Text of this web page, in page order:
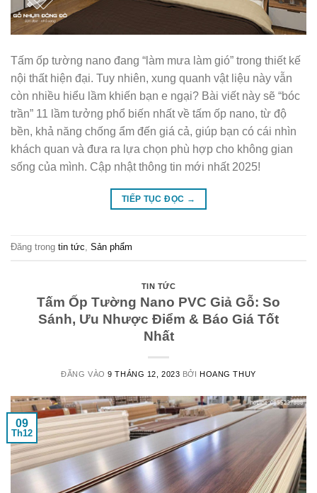
Tấm ốp tường nano đang “làm mưa làm gió” trong thiết kế
nội thất hiện đại. Tuy nhiên, xung quanh vật liệu này vẫn
còn nhiều hiểu lầm khiến bạn e ngại? Bài viết này sẽ “bóc
trần” 11 lầm tưởng phổ biến nhất về tấm ốp nano, từ độ
bền, khả năng chống ẩm đến giá cả, giúp bạn có cái nhìn
khách quan và đưa ra lựa chọn phù hợp cho không gian
sống của mình. Cập nhật thông tin mới nhất 2025!
TIẾP TỤC ĐỌC →
Đăng trong tin tức, Sản phẩm
TIN TỨC
Tấm Ốp Tường Nano PVC Giả Gỗ: So
Sánh, Ưu Nhược Điểm & Báo Giá Tốt
Nhất
ĐĂNG VÀO9 THÁNG 12, 2023 BỞI HOANG THUY
09
Th12